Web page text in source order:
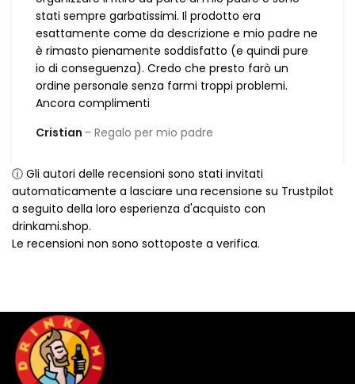
stati sempre garbatissimi. Il prodotto era
esattamente come da descrizione e mio padre ne
è rimasto pienamente soddisfatto (e quindi pure
io di conseguenza). Credo che presto farò un
ordine personale senza farmi troppi problemi.
Ancora complimenti
Cristian
Regalo per mio padre
ⓘ Gli autori delle recensioni sono stati invitati
automaticamente a lasciare una recensione su Trustpilot
a seguito della loro esperienza d'acquisto con
drinkami.shop.
Le recensioni non sono sottoposte a verifica.